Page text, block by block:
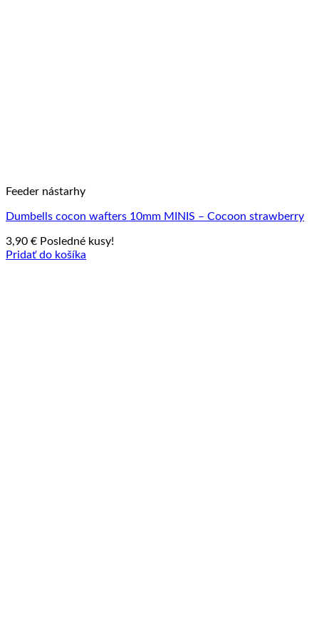
Feeder nástarhy
Dumbells cocon wafters 10mm MINIS – Cocoon strawberry
3,90 € Posledné kusy!
Pridať do košíka